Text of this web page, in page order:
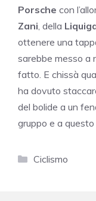
Porsche con
Zani , della
ottenere una
sarebbe messo a
fatto. E chissà
ha dovuto
del bolide a un
gruppo e a questo
Categorie
Ciclismo